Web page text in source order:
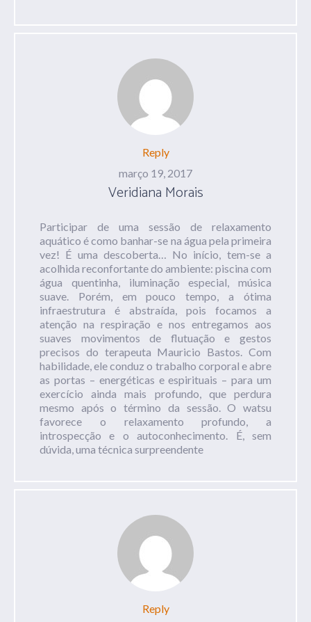
Reply
março 19, 2017
Veridiana Morais
Participar de uma sessão de relaxamento
aquático é como banhar-se na água pela primeira
vez! É uma descoberta… No início, tem-se a
acolhida reconfortante do ambiente: piscina com
água quentinha, iluminação especial, música
suave. Porém, em pouco tempo, a ótima
infraestrutura é abstraída, pois focamos a
atenção na respiração e nos entregamos aos
suaves movimentos de flutuação e gestos
precisos do terapeuta Mauricio Bastos. Com
habilidade, ele conduz o trabalho corporal e abre
as portas – energéticas e espirituais – para um
exercício ainda mais profundo, que perdura
mesmo após o término da sessão. O watsu
favorece o relaxamento profundo, a
introspecção e o autoconhecimento. É, sem
dúvida, uma técnica surpreendente
Reply